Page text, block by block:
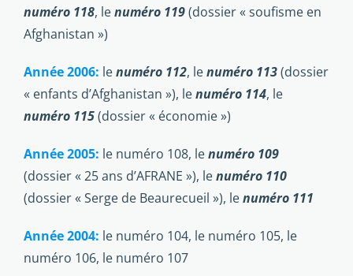
numéro 118, lenuméro 119(dossier « soufisme en
Afghanistan »)
Année 2006: lenuméro 112, lenuméro 113(dossier
« enfants d’Afghanistan »), lenuméro 114, le
numéro 115(dossier « économie »)
Année 2005: le numéro 108, lenuméro 109
(dossier « 25 ans d’AFRANE »), lenuméro 110
(dossier « Serge de Beaurecueil »), lenuméro 111
Année 2004: le numéro 104, le numéro 105, le
numéro 106, le numéro 107